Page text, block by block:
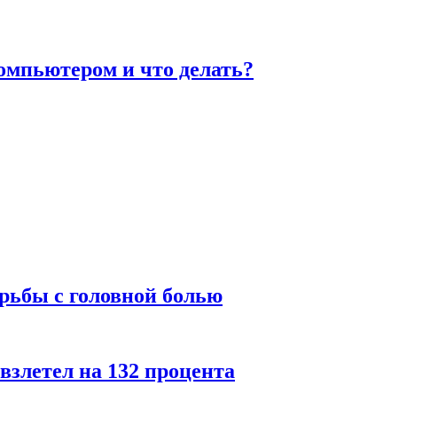
и что делать?
с головной болью
на 132 процента